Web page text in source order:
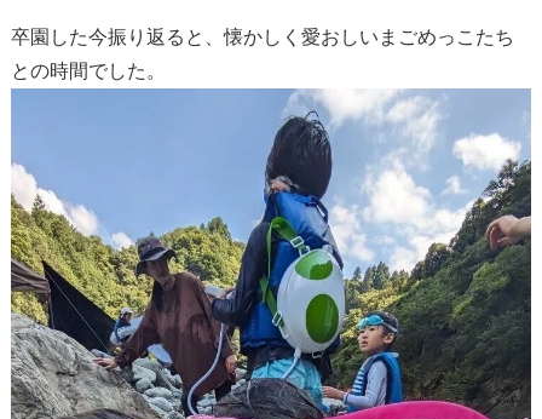
卒園した今振り返ると、懐かしく愛おしいまごめっこたち
との時間でした。